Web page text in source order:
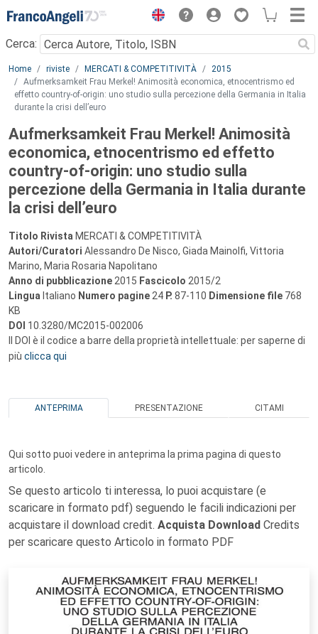
Menu
Cerca:
Main content
Home riviste MERCATI & COMPETITIVITÀ
2015
Aufmerksamkeit Frau Merkel! Animosità economica, etnocentrismo ed
effetto country-of-origin: uno studio sulla percezione della Germania in Italia
durante la crisi dell’euro
Aufmerksamkeit Frau Merkel! Animosità
economica, etnocentrismo ed effetto
country-of-origin: uno studio sulla
percezione della Germania in Italia durante
la crisi dell’euro
Titolo Rivista MERCATI & COMPETITIVITÀ
Autori/Curatori Alessandro De Nisco, Giada Mainolfi, Vittoria
Marino, Maria Rosaria Napolitano
Anno di pubblicazione 2015 Fascicolo 2015/2
Lingua Italiano Numero pagine 24 P. 87-110 Dimensione file 768
KB
DOI 10.3280/MC2015-002006
Il DOI è il codice a barre della proprietà intellettuale: per saperne di
più clicca qui
ANTEPRIMA PRESENTAZIONE CITAMI
Qui sotto puoi vedere in anteprima la prima pagina di questo
articolo.
Se questo articolo ti interessa, lo puoi acquistare (e
scaricare in formato pdf) seguendo le facili indicazioni per
acquistare il download credit. Acquista Download Credits
per scaricare questo Articolo in formato PDF